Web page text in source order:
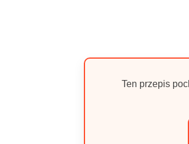
Ten przepis